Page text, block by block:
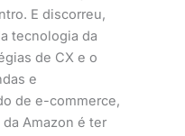
E discorreu,
tecnologia da
de CX e o
e
de e-commerce,
Amazon é ter